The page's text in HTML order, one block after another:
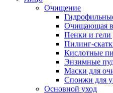
Очищение
Очищающая
Пенки и
Пилинг-
Кислотные
Энзимные
Маски для
Спонжи для
Основной уход